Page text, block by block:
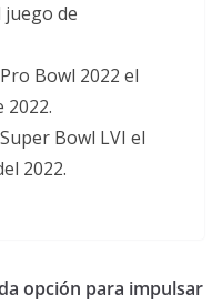
de
Bowl 2022 el
Bowl LVI el
2022.
opción para impulsar